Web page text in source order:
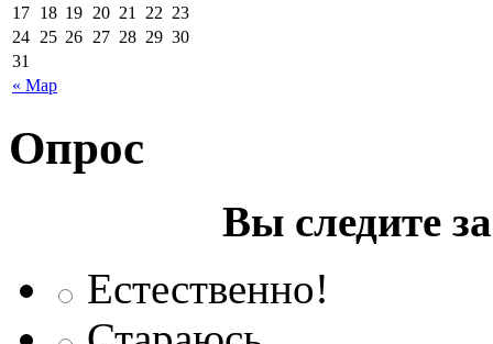
« Мар
17 18 19 20 21 22 23
24 25 26 27 28 29 30
31
Опрос
Вы следите
Естественно!